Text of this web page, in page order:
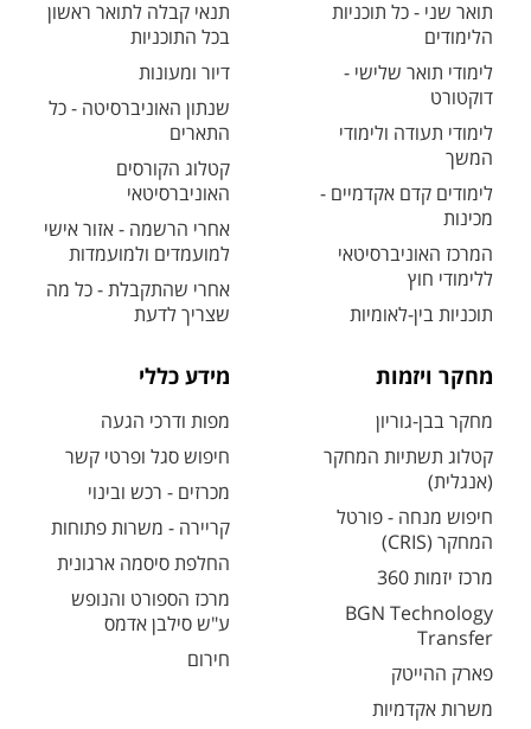
תואר שני - כל תוכניות
הלימודים
לימודי תואר שלישי -
דוקטורט
לימודי תעודה ולימודי
המשך
לימודים קדם אקדמיים -
מכינות
המרכז האוניברסיטאי
ללימודי חוץ
תוכניות בין-לאומיות
תנאי קבלה לתואר ראשון
בכל התוכניות
דיור ומעונות
שנתון האוניברסיטה - כל
התארים
קטלוג הקורסים
האוניברסיטאי
אחרי הרשמה - אזור אישי
למועמדים ולמועמדות
אחרי שהתקבלת - כל מה
שצריך לדעת
מחקר ויזמות
מחקר בבן-גוריון
קטלוג תשתיות המחקר
(אנגלית)
חיפוש מנחה - פורטל
המחקר (CRIS)
מרכז יזמות 360
BGN Technology
Transfer
פארק ההייטק
משרות אקדמיות
מידע כללי
מפות ודרכי הגעה
חיפוש סגל ופרטי קשר
מכרזים - רכש ובינוי
קריירה - משרות פתוחות
החלפת סיסמה ארגונית
מרכז הספורט והנופש
ע"ש סילבן אדמס
חירום